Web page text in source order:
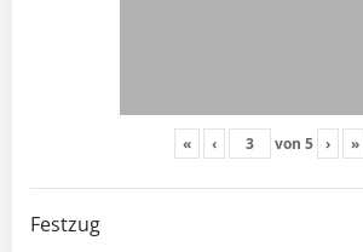
« ‹ von 5 › »
Festzug